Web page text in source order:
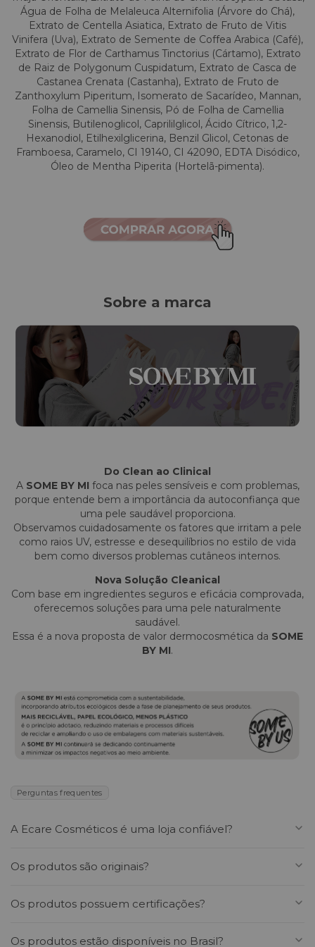
Água de Folha de Melaleuca Alternifolia (Árvore do Chá),
Extrato de Centella Asiatica, Extrato de Fruto de Vitis
Vinifera (Uva), Extrato de Semente de Coffea Arabica (Café),
Extrato de Flor de Carthamus Tinctorius (Cártamo), Extrato
de Raiz de Polygonum Cuspidatum, Extrato de Casca de
Castanea Crenata (Castanha), Extrato de Fruto de
Zanthoxylum Piperitum, Isomerato de Sacarídeo, Mannan,
Folha de Camellia Sinensis, Pó de Folha de Camellia
Sinensis, Butilenoglicol, Caprililglicol, Ácido Cítrico, 1,2-
Hexanodiol, Etilhexilglicerina, Benzil Glicol, Cetonas de
Framboesa, Caramelo, CI 19140, CI 42090, EDTA Disódico,
Óleo de Mentha Piperita (Hortelã-pimenta).
Sobre a marca
Do Clean ao Clinical
A SOME BY MI foca nas peles sensíveis e com problemas,
porque entende bem a importância da autoconfiança que
uma pele saudável proporciona.
Observamos cuidadosamente os fatores que irritam a pele
como raios UV, estresse e desequilíbrios no estilo de vida
bem como diversos problemas cutâneos internos.
Nova Solução Cleanical
Com base em ingredientes seguros e eficácia comprovada,
oferecemos soluções para uma pele naturalmente
saudável.
Essa é a nova proposta de valor dermocosmética da SOME
BY MI.
Perguntas frequentes
A Ecare Cosméticos é uma loja confiável?
em cosméticos coreanos premium, com curadoria de
Cosmetics, Medicube, Beauty of Joseon, Purito, TOCOBO e
fornecedores oficiais, garantindo segurança, procedência e
Os produtos são originais?
originais, importados e enviados com procedência
reconhecidas globalmente, com histórico de pesquisa,
Os produtos possuem certificações?
Os produtos estão disponíveis no Brasil?